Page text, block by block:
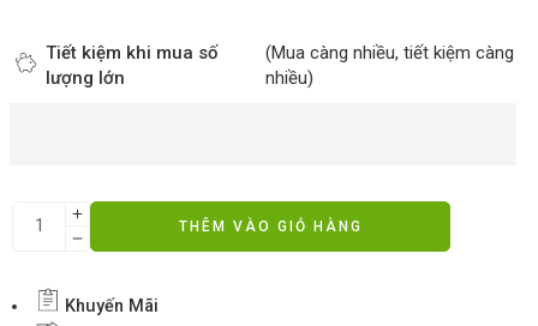
Tiết kiệm khi mua số
lượng lớn
(Mua càng nhiều, tiết kiệm càng
nhiều)
THÊM VÀO GIỎ HÀNG
Khuyến Mãi